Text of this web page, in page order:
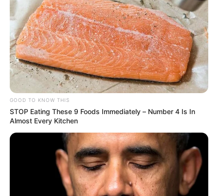
ACTIVAR AHORA
TEMAS DESTACADOS
SARAMPIÓN AVENIDA AMBALÁ
IBAGUÉ
ELECCIONES PRESIDENCIALES
FENÓMENO DEL NIÑO
GOOD TO KNOW THIS
STOP Eating These 9 Foods Immediately – Number 4 Is In
Almost Every Kitchen